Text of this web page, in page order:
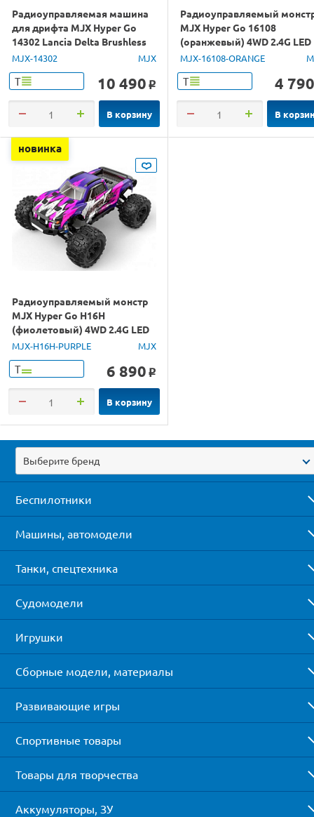
Радиоуправляемая машина
для дрифта MJX Hyper Go
14302 Lancia Delta Brushless
4WD 2.4G LED 1/14 RTR
MJX-14302 MJX
Т 10 490 o
В корзину
Радиоуправляемый
MJX Hyper Go 16108
(оранжевый) 4WD 2.4G LED
1/16 RTR
MJX-16108-ORANGE
Т 4 790
В
новинка
Радиоуправляемый монстр
MJX Hyper Go H16H
(фиолетовый) 4WD 2.4G LED
GPS 1/16 RTR
MJX-H16H-PURPLE MJX
Т 6 890 o
В корзину
Выберите бренд
Беспилотники
Машины, автомодели
Танки, спецтехника
Судомодели
Игрушки
Сборные модели, материалы
Развивающие игры
Спортивные товары
Товары для творчества
Аккумуляторы, ЗУ